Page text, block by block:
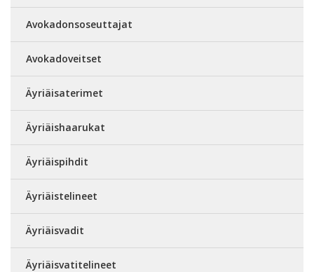
Avokadonsoseuttajat
Avokadoveitset
Äyriäisaterimet
Äyriäishaarukat
Äyriäispihdit
Äyriäistelineet
Äyriäisvadit
Äyriäisvatitelineet